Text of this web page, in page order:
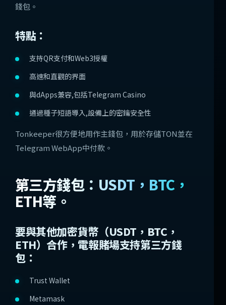
錢包。
特點：
支持QR支付和Web3授權
高速和直觀的界面
與dApps兼容,包括Telegram Casino
通過種子短語導入,設備上的密鑰安全性
Tonkeeper很方便地用作主錢包，用於存儲TON並在
Telegram WebApp中付款。
第三方錢包：USDT，BTC，
ETH等。
要與其他加密貨幣（USDT，BTC，
ETH）合作，電報賭場支持第三方錢
包：
Trust Wallet
Metamask